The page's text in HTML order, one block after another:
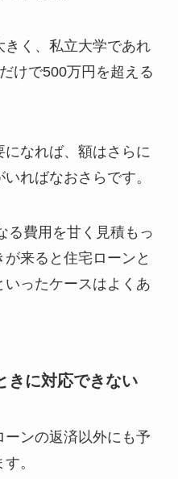
く、私立大学であれ
けで500万円を超える
なれば、額はさらに
ればなおさらです。
る費用を甘く見積もっ
来ると住宅ローンと
ったケースはよくあ
きに対応できない
ンの返済以外にも予
。